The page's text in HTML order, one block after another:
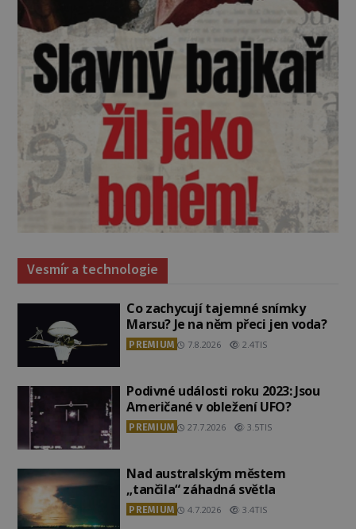
Vesmír a technologie
Co zachycují tajemné snímky
Marsu? Je na něm přeci jen voda?
PREMIUM 7.8.2026 2.4TIS
Podivné události roku 2023: Jsou
Američané v obležení UFO?
PREMIUM 27.7.2026 3.5TIS
Nad australským městem
„tančila“ záhadná světla
PREMIUM 4.7.2026 3.4TIS